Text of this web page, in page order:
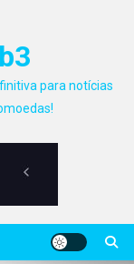
para notícias